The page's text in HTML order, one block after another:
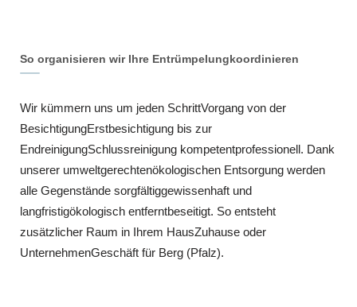
So organisieren wir Ihre Entrümpelungkoordinieren
Wir kümmern uns um jeden SchrittVorgang von der
BesichtigungErstbesichtigung bis zur
EndreinigungSchlussreinigung kompetentprofessionell. Dank
unserer umweltgerechtenökologischen Entsorgung werden
alle Gegenstände sorgfältiggewissenhaft und
langfristigökologisch entferntbeseitigt. So entsteht
zusätzlicher Raum in Ihrem HausZuhause oder
UnternehmenGeschäft für Berg (Pfalz).